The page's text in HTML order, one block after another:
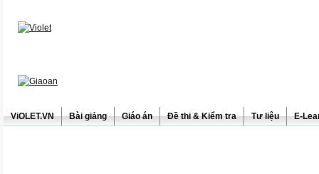
ViOLET.VN Bài giảng Giáo án Đề thi & Kiểm tra Tư liệu E-